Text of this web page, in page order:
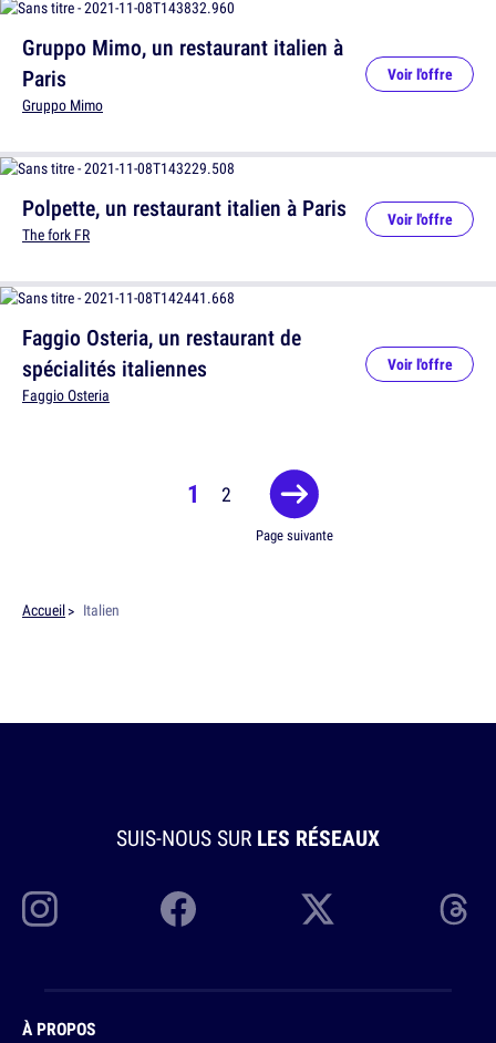
Polpette, un restaurant italien à Paris
The fork FR
Voir l'offre
Gruppo Mimo, un restaurant italien à
Paris
Gruppo Mimo
Voir l'offre
Faggio Osteria, un restaurant de
spécialités italiennes
Faggio Osteria
Voir l'offre
1 2
Page suivante
Accueil Italien
SUIS-NOUS SUR LES RÉSEAUX
À PROPOS